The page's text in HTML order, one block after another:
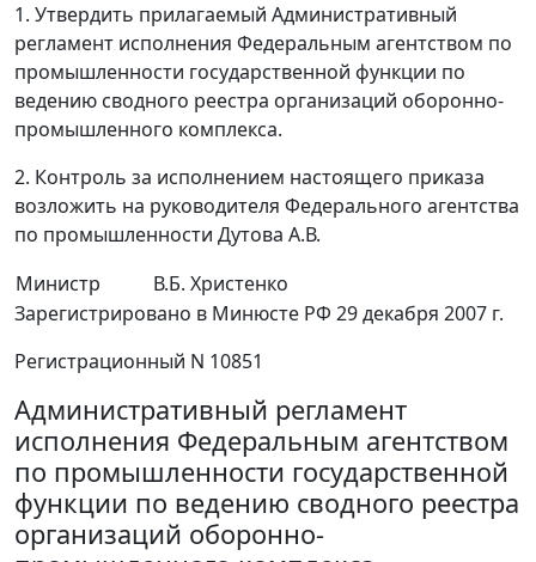
1. Утвердить прилагаемый Административный
регламент исполнения Федеральным агентством по
промышленности государственной функции по
ведению сводного реестра организаций оборонно-
промышленного комплекса.
2. Контроль за исполнением настоящего приказа
возложить на руководителя Федерального агентства
по промышленности Дутова А.В.
Министр
В.Б. Христенко
Зарегистрировано в Минюсте РФ 29 декабря 2007 г.
Регистрационный N 10851
Административный регламент
исполнения Федеральным агентством
по промышленности государственной
функции по ведению сводного реестра
организаций оборонно-